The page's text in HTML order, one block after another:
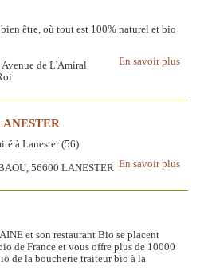
être, où tout est 100% naturel et bio
En savoir plus
Avenue de L'Amiral
à Lanester (56)
En savoir plus
56600 LANESTER
et son restaurant Bio se placent
de France et vous offre plus de 10000
de la boucherie traiteur bio à la